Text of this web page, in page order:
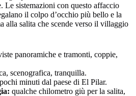
Le sistemazioni con questo affaccio
il colpo d’occhio più bello e la
alla salita che scende verso il villaggio
panoramiche e tramonti, coppie,
scenografica, tranquilla.
pochi minuti dal paese di El Pilar.
qualche chilometro giù per la salita,